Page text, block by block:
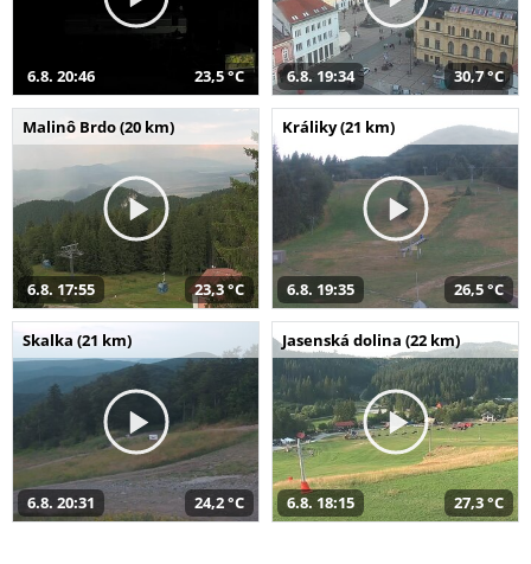
6.8. 20:46 23,5 °C 6.8. 19:34 30,7 °C
Malinô Brdo (20 km)
6.8. 17:55 23,3 °C
Králiky (21 km)
6.8. 19:35 26,5 °C
Skalka (21 km)
6.8. 20:31 24,2 °C
Jasenská dolina (22 km)
6.8. 18:15 27,3 °C